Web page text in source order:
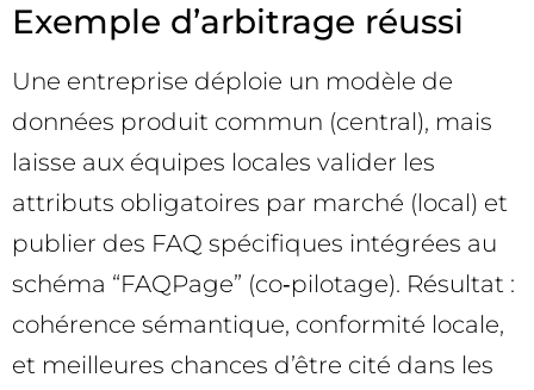
Exemple d’arbitrage réussi
Une entreprise déploie un modèle de
données produit commun (central), mais
laisse aux équipes locales valider les
attributs obligatoires par marché (local) et
publier des FAQ spécifiques intégrées au
schéma “FAQPage” (co‑pilotage). Résultat :
cohérence sémantique, conformité locale,
et meilleures chances d’être cité dans les